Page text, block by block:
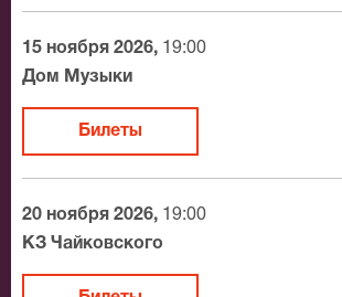
15 ноября 2026, 19:00
Дом Музыки
Билеты
20 ноября 2026, 19:00
КЗ Чайковского